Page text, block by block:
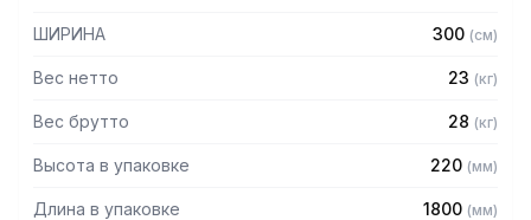
— Расстояние между полками регулируемое с шагом 50
— Регулируемые опоры
ШИРИНА 300 (см)
Вес нетто 23 (кг)
Вес брутто 28 (кг)
Высота в упаковке 220 (мм)
Длина в упаковке 1800 (мм)